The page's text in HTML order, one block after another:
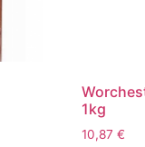
1kg
10,87€